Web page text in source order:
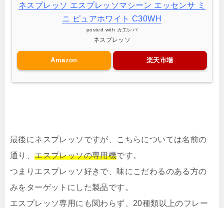
ネスプレッソ エスプレッソマシーン エッセンサ ミ
ニ ピュアホワイト C30WH
posted with カエレバ
ネスプレッソ
Amazon 楽天市場
最後にネスプレッソですが、こちらについては名前の
通り、エスプレッソの専用機です。
つまりエスプレッソ好きで、味にこだわるのある方の
みをターゲットにした製品です。
エスプレッソ専用にも関わらず、20種類以上のフレー